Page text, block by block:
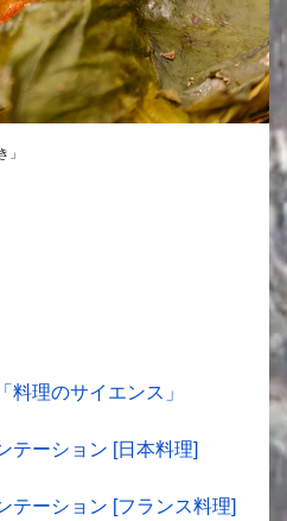
」
料理のサイエンス」
テーション [日本料理]
テーション [フランス料理]